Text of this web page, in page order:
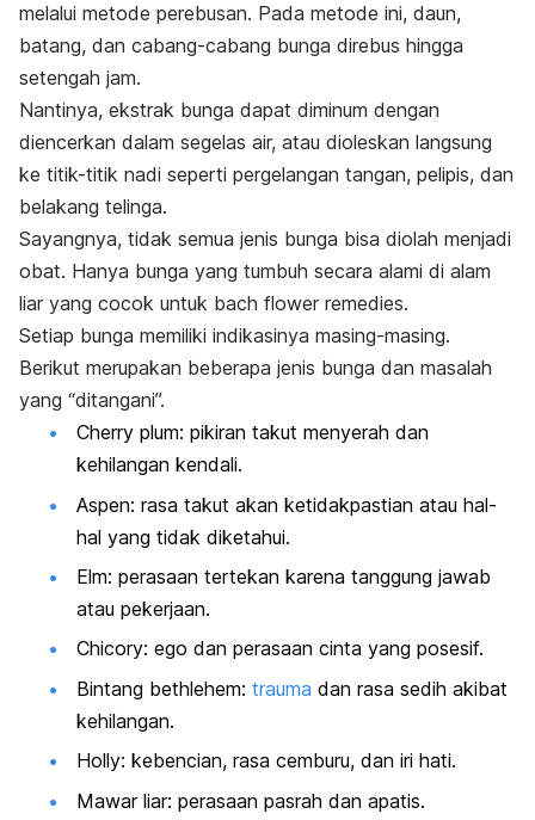
melalui metode perebusan. Pada metode ini, daun,
batang, dan cabang-cabang bunga direbus hingga
setengah jam.
Nantinya, ekstrak bunga dapat diminum dengan
diencerkan dalam segelas air, atau dioleskan langsung
ke titik-titik nadi seperti pergelangan tangan, pelipis, dan
belakang telinga.
Sayangnya, tidak semua jenis bunga bisa diolah menjadi
obat. Hanya bunga yang tumbuh secara alami di alam
liar yang cocok untuk bach flower remedies.
Setiap bunga memiliki indikasinya masing-masing.
Berikut merupakan beberapa jenis bunga dan masalah
yang “ditangani”.
Cherry plum: pikiran takut menyerah dan
kehilangan kendali.
Aspen: rasa takut akan ketidakpastian atau hal-
hal yang tidak diketahui.
Elm: perasaan tertekan karena tanggung jawab
atau pekerjaan.
Chicory: ego dan perasaan cinta yang posesif.
Bintang bethlehem: trauma dan rasa sedih akibat
kehilangan.
Holly: kebencian, rasa cemburu, dan iri hati.
Mawar liar: perasaan pasrah dan apatis.